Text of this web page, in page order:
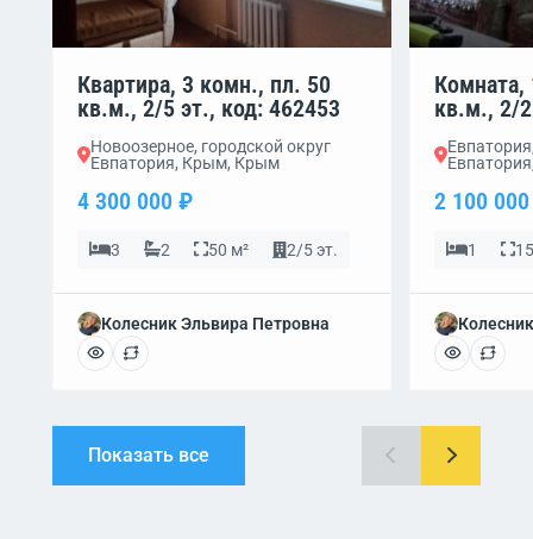
Квартира, 3 комн., пл. 50
кв.м., 2/5 эт., код: 462453
Новоозерное, городской округ
Евпатория, Крым, Крым
4 300 000 ₽
3 2 50 м² 2/5 эт.
Колесник Эльвира Петровна
кв.м., 2/
2 100
1
Показать все